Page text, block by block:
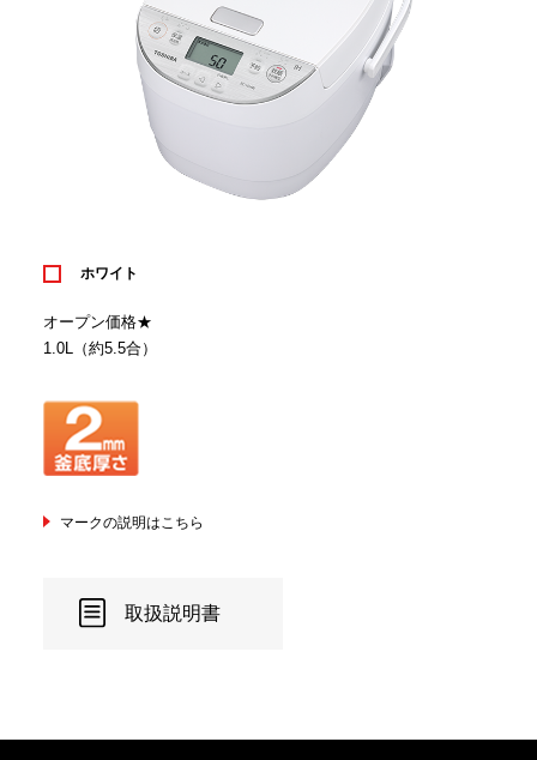
ホワイト
オープン価格★
1.0L（約5.5合）
マークの説明はこちら
取扱説明書